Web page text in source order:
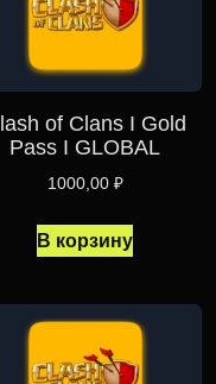
of Clans I Gold
Pass I GLOBAL
1000,00 ₽
В корзину